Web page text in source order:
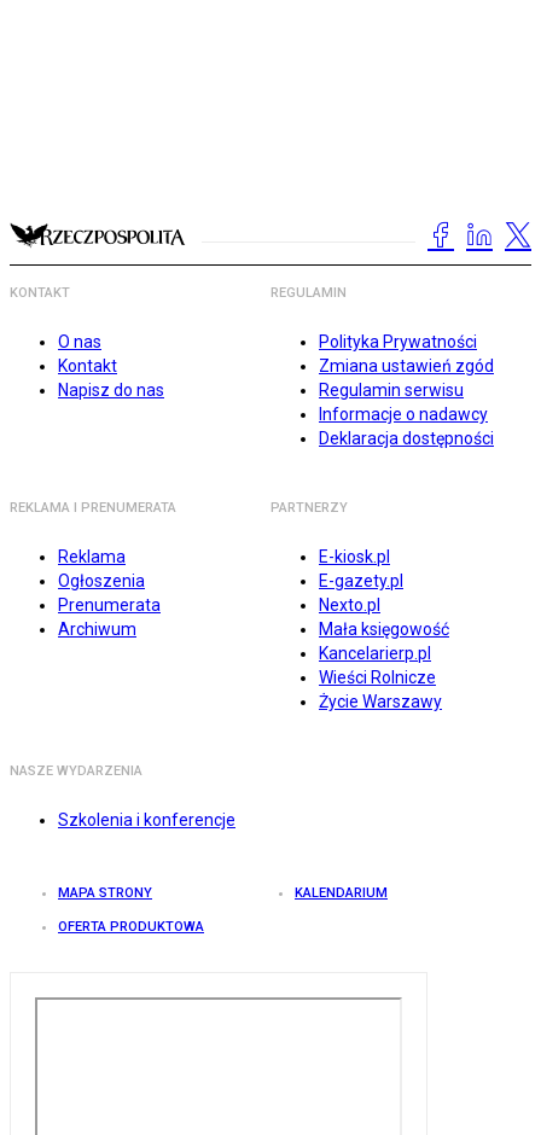
KONTAKT
O nas
Kontakt
Napisz do nas
REGULAMIN
Polityka Prywatności
Zmiana ustawień zgód
Regulamin serwisu
Informacje o nadawcy
Deklaracja dostępności
REKLAMA I PRENUMERATA
Reklama
Ogłoszenia
Prenumerata
Archiwum
PARTNERZY
E-kiosk.pl
E-gazety.pl
Nexto.pl
Mała księgowość
Kancelarierp.pl
Wieści Rolnicze
Życie Warszawy
NASZE WYDARZENIA
Szkolenia i konferencje
MAPA STRONY KALENDARIUM
OFERTA PRODUKTOWA